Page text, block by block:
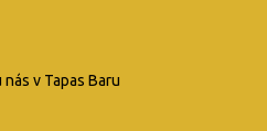
v Tapas Baru